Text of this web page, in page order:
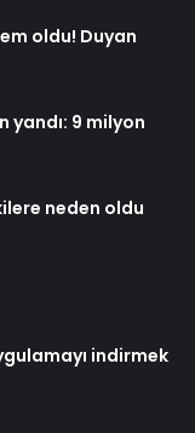
oldu! Duyan
yandı: 9 milyon
neden oldu
indirmek